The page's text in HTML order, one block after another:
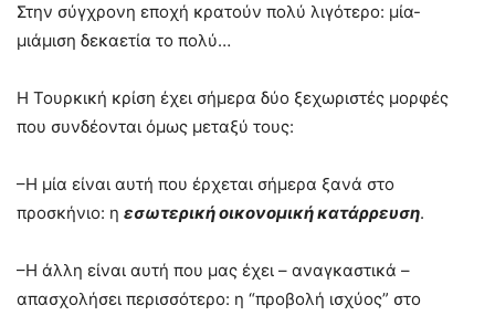
Στην σύγχρονη εποχή κρατούν πολύ λιγότερο: μία-
μιάμιση δεκαετία το πολύ…
Η Τουρκική κρίση έχει σήμερα δύο ξεχωριστές μορφές
που συνδέονται όμως μεταξύ τους:
–Η μία είναι αυτή που έρχεται σήμερα ξανά στο
προσκήνιο: η εσωτερική οικονομική κατάρρευση.
–Η άλλη είναι αυτή που μας έχει – αναγκαστικά –
απασχολήσει περισσότερο: η “προβολή ισχύος” στο